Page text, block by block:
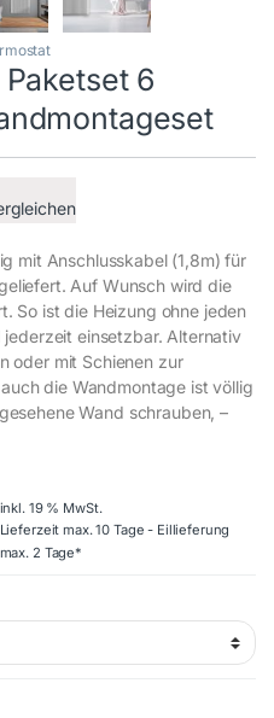
6
mit Anschlusskabel (1,8m) für
Auf Wunsch wird die
So ist die Heizung ohne jeden
einsetzbar. Alternativ
oder mit Schienen zur
die Wandmontage ist völlig
Wand schrauben, –
inkl. 19 % MwSt.
Lieferzeit max. 10 Tage - Eillieferung
max. 2 Tage*